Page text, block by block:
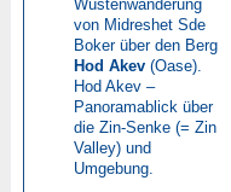
Wüstenwanderung
von Midreshet Sde
Boker über den Berg
Hod Akev (Oase).
Hod Akev –
Panoramablick über
die Zin-Senke (= Zin
Valley) und
Umgebung.